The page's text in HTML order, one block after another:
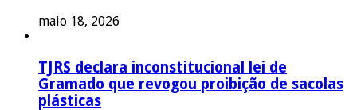
maio 18, 2026
TJRS declara inconstitucional lei de
Gramado que revogou proibição de sacolas
plásticas